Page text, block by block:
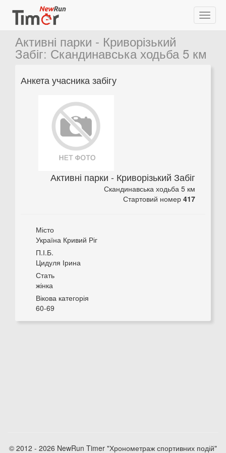
Активні парки - Криворізький
Забіг: Скандинавська ходьба 5 км
Анкета учасника забігу
Активні парки - Криворізький Забіг
Скандинавська ходьба 5 км
Стартовий номер 417
Місто
Україна Кривий Ріг
П.І.Б.
Цидуля Ірина
Стать
жінка
Вікова категорія
60-69
© 2012 - 2026 NewRun Timer "Хронометраж спортивних подій"